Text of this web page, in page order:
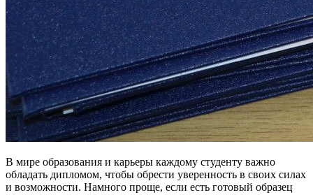
В мире образования и карьеры каждому студенту важно
обладать дипломом, чтобы обрести уверенность в своих силах
и возможности. Намного проще, если есть готовый образец